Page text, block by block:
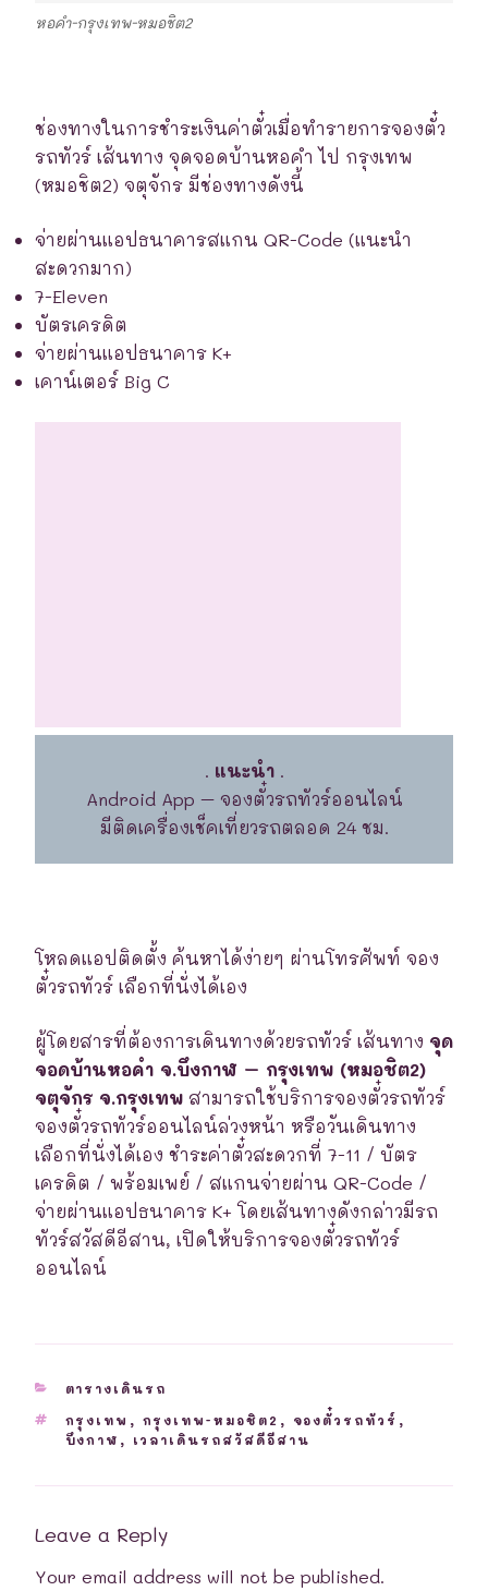
หอคำ-กรุงเทพ-หมอชิต2
ช่องทางในการชำระเงินค่าตั๋วเมื่อทำรายการจองตั๋ว
รถทัวร์ เส้นทาง จุดจอดบ้านหอคำ ไป กรุงเทพ
(หมอชิต2) จตุจักร มีช่องทางดังนี้
จ่ายผ่านแอปธนาคารสแกน QR-Code (แนะนำ
สะดวกมาก)
7-Eleven
บัตรเครดิต
จ่ายผ่านแอปธนาคาร K+
เคาน์เตอร์ Big C
. แนะนำ.
Android App – จองตั๋วรถทัวร์ออนไลน์
มีติดเครื่องเช็คเที่ยวรถตลอด 24 ชม.
โหลดแอปติดตั้ง ค้นหาได้ง่ายๆ ผ่านโทรศัพท์ จอง
ตั๋วรถทัวร์ เลือกที่นั่งได้เอง
ผู้โดยสารที่ต้องการเดินทางด้วยรถทัวร์ เส้นทาง จุด
จอดบ้านหอคำ จ.บึงกาฬ – กรุงเทพ (หมอชิต2)
จตุจักร จ.กรุงเทพ สามารถใช้บริการจองตั๋วรถทัวร์
จองตั๋วรถทัวร์ออนไลน์ล่วงหน้า หรือวันเดินทาง
เลือกที่นั่งได้เอง ชำระค่าตั๋วสะดวกที่ 7-11 / บัตร
เครดิต / พร้อมเพย์ / สแกนจ่ายผ่าน QR-Code /
จ่ายผ่านแอปธนาคาร K+ โดยเส้นทางดังกล่าวมีรถ
ทัวร์สวัสดีอีสาน, เปิดให้บริการจองตั๋วรถทัวร์
ออนไลน์
CATEGORIES
ตารางเดินรถ
TAGS
กรุงเทพ , กรุงเทพ-หมอชิต2 , จองตั๋วรถทัวร์ ,
บึงกาฬ , เวลาเดินรถสวัสดีอีสาน
Leave a Reply
Your email address will not be published.